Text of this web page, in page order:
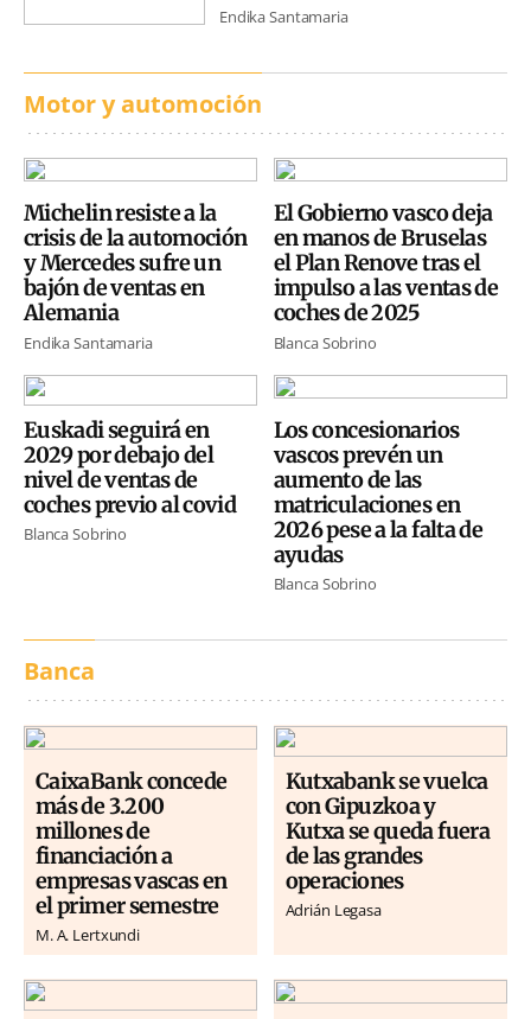
Endika Santamaria
Motor y automoción
Michelin resiste a la
crisis de la automoción
y Mercedes sufre un
bajón de ventas en
Alemania
Endika Santamaria
El Gobierno vasco deja
en manos de Bruselas
el Plan Renove tras el
impulso a las ventas de
coches de 2025
Blanca Sobrino
Euskadi seguirá en
2029 por debajo del
nivel de ventas de
coches previo al covid
Blanca Sobrino
Los concesionarios
vascos prevén un
aumento de las
matriculaciones en
2026 pese a la falta de
ayudas
Blanca Sobrino
Banca
CaixaBank concede
más de 3.200
millones de
financiación a
empresas vascas en
el primer semestre
M. A. Lertxundi
Kutxabank se vuelca
con Gipuzkoa y
Kutxa se queda fuera
de las grandes
operaciones
Adrián Legasa